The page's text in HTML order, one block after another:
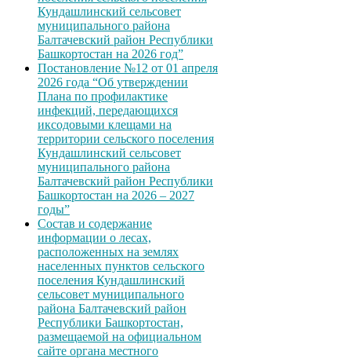
Кундашлинский сельсовет
муниципального района
Балтачевский район Республики
Башкортостан на 2026 год”
Постановление №12 от 01 апреля
2026 года “Об утверждении
Плана по профилактике
инфекций, передающихся
иксодовыми клещами на
территории сельского поселения
Кундашлинский сельсовет
муниципального района
Балтачевский район Республики
Башкортостан на 2026 – 2027
годы”
Состав и содержание
информации о лесах,
расположенных на землях
населенных пунктов сельского
поселения Кундашлинский
сельсовет муниципального
района Балтачевский район
Республики Башкортостан,
размещаемой на официальном
сайте органа местного